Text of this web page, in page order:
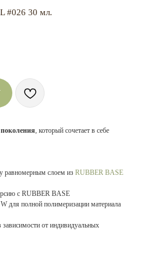
#026 30 мл.
, который сочетает в себе
равномерным слоем из RUBBER BASE
с RUBBER BASE
для полной полимеризации материала
зависимости от индивидуальных